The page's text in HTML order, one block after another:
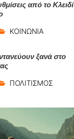
από το Κλειδί
ΚΟΙΝΩΝΙΑ
ξανά στο
ΠΟΛΙΤΙΣΜΟΣ